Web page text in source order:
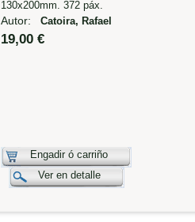
130x200mm. 372 páx.
Autor: Catoira, Rafael
19,00 €
Engadir ó carriño
Ver en detalle